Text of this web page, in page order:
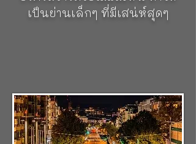
เป็นย่านเล็กๆ ที่มีเสน่ห์สุดๆ
ถนนอเวนึน (Avenyn)ถนนสาย
นี้ เป็นถนนที่มีสีสันและมีเสน่ห์
ของเมือง ก่อตั้งขึ้นในช่วง